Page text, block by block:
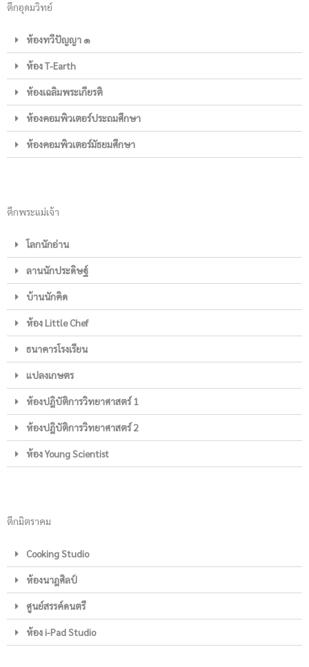
ตึกอุดมวิทย์
ห้องทวีปัญญา ๑
ห้อง T-Earth
ห้องเฉลิมพระเกียรติ
ห้องคอมพิวเตอร์ประถมศึกษา
ห้องคอมพิวเตอร์มัธยมศึกษา
ตึกพระแม่เจ้า
โลกนักอ่าน
ลานนักประดิษฐ์
บ้านนักคิด
ห้อง Little Chef
ธนาคารโรงเรียน
แปลงเกษตร
ห้องปฎิบัติการวิทยาศาสตร์ 1
ห้องปฎิบัติการวิทยาศาสตร์ 2
ห้อง Young Scientist
ตึกมิตราคม
Cooking Studio
ห้องนาฎศิลป์
ศูนย์สรรค์ดนตรี
ห้อง i-Pad Studio